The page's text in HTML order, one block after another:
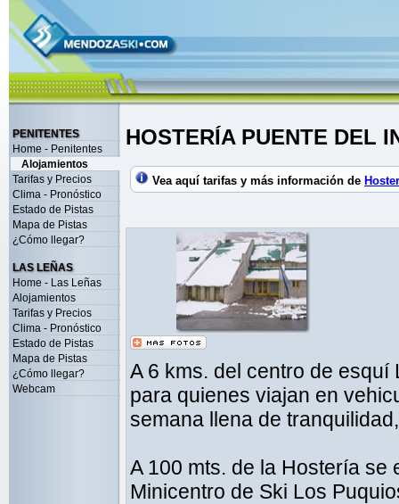
PENITENTES
Home - Penitentes
Alojamientos
Tarifas y Precios
Clima - Pronóstico
Estado de Pistas
Mapa de Pistas
¿Cómo llegar?
LAS LEÑAS
Home - Las Leñas
Alojamientos
Tarifas y Precios
Clima - Pronóstico
Estado de Pistas
Mapa de Pistas
¿Cómo llegar?
Webcam
HOSTERÍA PUENTE DEL
Vea aquí tarifas y más información de
A 6 kms. del centro de
para quienes viajan en
semana llena de
A 100 mts. de la Hostería se
Minicentro de Ski Los